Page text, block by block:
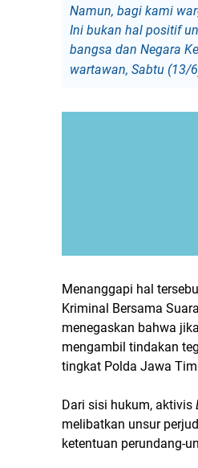
Namun, bagi kami
Ini bukan hal positif
bangsa dan Negara
wartawan, Sabtu (13/
Menanggapi hal
Kriminal Bersama
menegaskan bahwa
mengambil tindakan
tingkat Polda Jawa
Dari sisi hukum, aktivis
melibatkan unsur
ketentuan perundang-